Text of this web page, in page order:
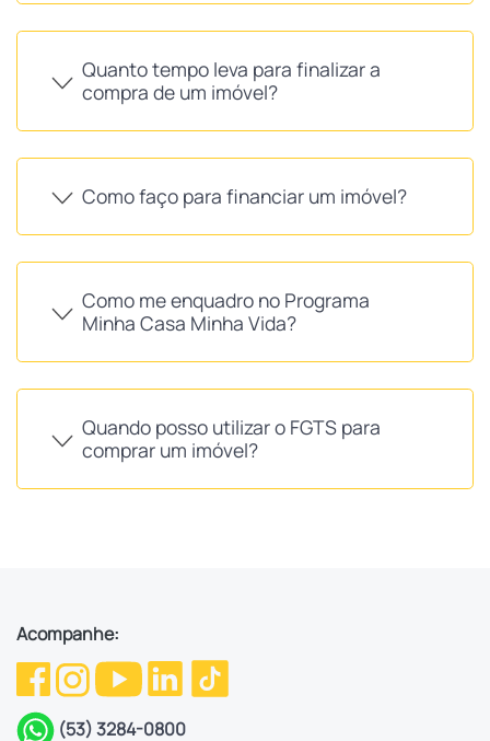
Quanto tempo leva para finalizar a
compra de um imóvel?
Como faço para financiar um imóvel?
Como me enquadro no Programa
Minha Casa Minha Vida?
Quando posso utilizar o FGTS para
comprar um imóvel?
Acompanhe:
(53) 3284-0800